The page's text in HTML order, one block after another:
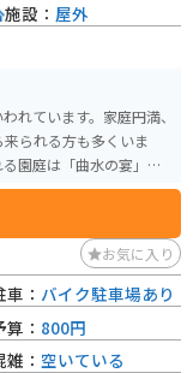
れています。家庭円満、
られる方も多くいま
園庭は「曲水の宴」が
施設： 屋外
お気に入り
車： バイク駐車場あり
算： 800円
雑： 空いている